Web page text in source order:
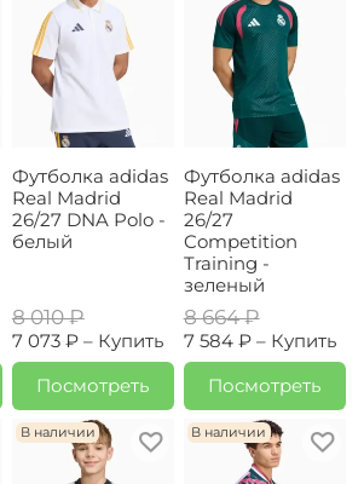
Футболка adidas
Real Madrid
26/27 DNA Polo -
белый
8 010 ₽
7 073 ₽ – Купить
Посмотреть
Футболка adidas
Real Madrid
26/27
Competition
Training -
зеленый
8 664 ₽
7 584 ₽ – Купить
Посмотреть
В наличии В наличии